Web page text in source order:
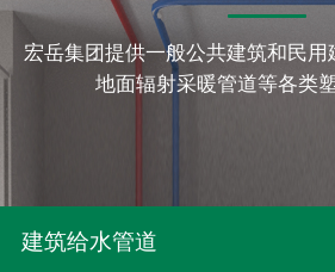
宏岳集团提供一般公共建筑和民
地面辐射采暖管道等各类
建筑给水管道